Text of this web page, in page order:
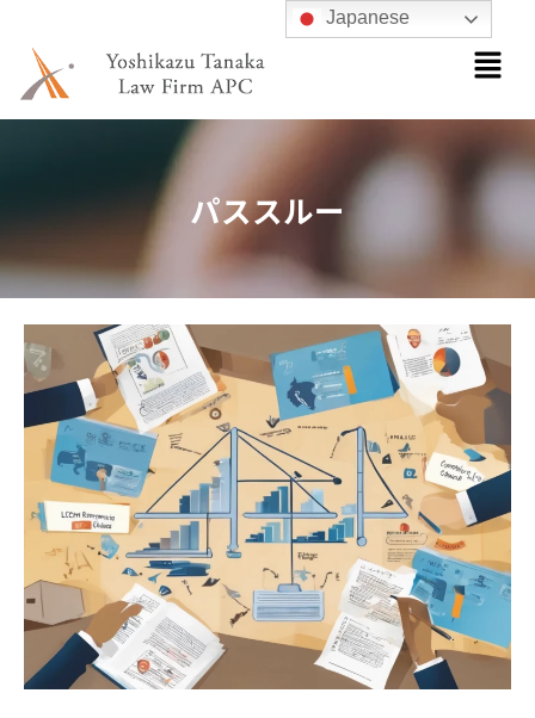
メ
ニ
ー
パススルー
Japanese